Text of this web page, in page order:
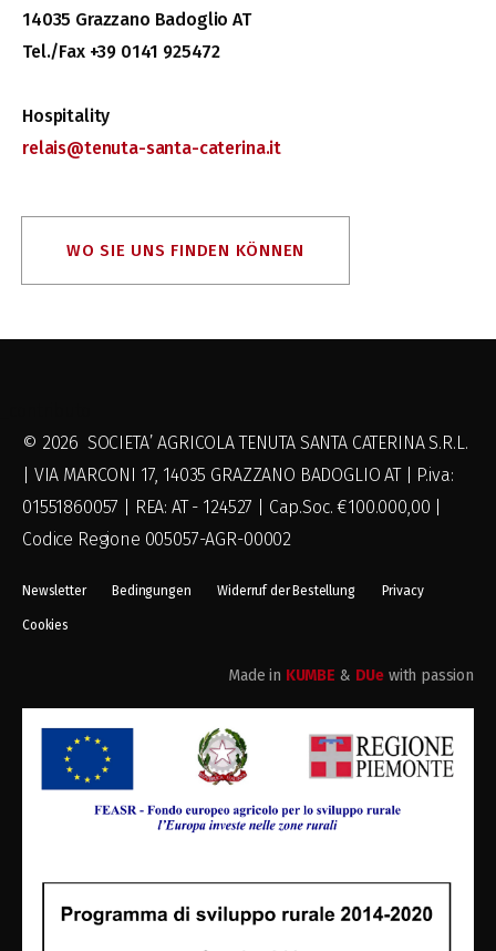
14035 Grazzano Badoglio AT
Tel./Fax +39 0141 925472
Hospitality
relais@tenuta-santa-caterina.it
WO SIE UNS FINDEN KÖNNEN
© 2026 SOCIETA’ AGRICOLA TENUTA SANTA CATERINA S.R.L.
| VIA MARCONI 17, 14035 GRAZZANO BADOGLIO AT | P.iva:
01551860057 | REA: AT - 124527 | Cap.Soc. €100.000,00 |
Codice Regione 005057-AGR-00002
Newsletter Bedingungen Widerruf der Bestellung Privacy
Cookies
Made in KUMBE & DUe with passion